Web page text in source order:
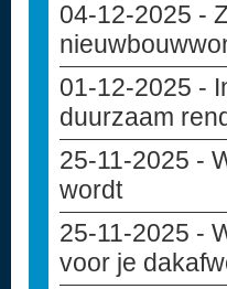
04-12-2025 -
01-12-2025 -
duurzaam
25-11-2025 -
wordt
25-11-2025 -
voor je